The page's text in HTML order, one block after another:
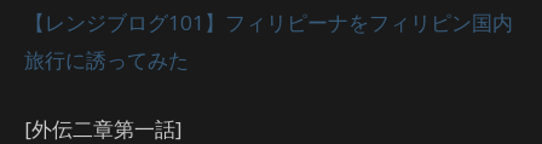
【レンジブログ101】フィリピーナをフィリピン国内
旅行に誘ってみた
[外伝二章第一話]